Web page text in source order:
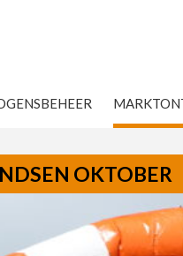
OKTOBER